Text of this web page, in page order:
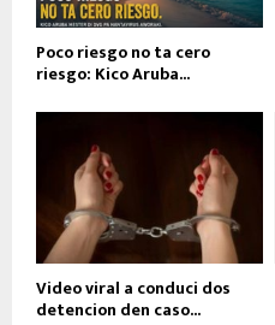
Poco riesgo no ta cero
riesgo: Kico Aruba...
Video viral a conduci dos
detencion den caso...